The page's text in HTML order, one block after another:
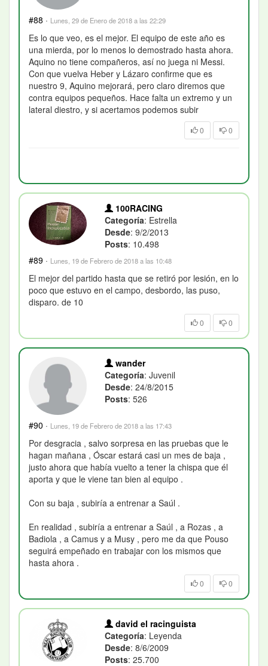
#88 · Lunes, 29 de Enero de 2018 a las 22:29
Es lo que veo, es el mejor. El equipo de este año es
una mierda, por lo menos lo demostrado hasta ahora.
Aquino no tiene compañeros, así no juega ni Messi.
Con que vuelva Heber y Lázaro confirme que es
nuestro 9, Aquino mejorará, pero claro diremos que
contra equipos pequeños. Hace falta un extremo y un
lateral diestro, y si acertamos podemos subir
0 0
100RACING
Categoría: Estrella
Desde: 9/2/2013
Posts: 10.498
#89 · Lunes, 19 de Febrero de 2018 a las 10:48
El mejor del partido hasta que se retiró por lesión, en lo
poco que estuvo en el campo, desbordo, las puso,
disparo. de 10
0 0
wander
Categoría: Juvenil
Desde: 24/8/2015
Posts: 526
#90 · Lunes, 19 de Febrero de 2018 a las 17:43
Por desgracia , salvo sorpresa en las pruebas que le
hagan mañana , Óscar estará casi un mes de baja ,
justo ahora que había vuelto a tener la chispa que él
aporta y que le viene tan bien al equipo .
Con su baja , subiría a entrenar a Saúl .
En realidad , subiría a entrenar a Saúl , a Rozas , a
Badiola , a Camus y a Musy , pero me da que Pouso
seguirá empeñado en trabajar con los mismos que
hasta ahora .
0 0
david el racinguista
Categoría: Leyenda
Desde: 8/6/2009
Posts: 25.700